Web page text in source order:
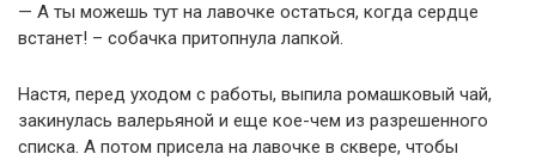
— А ты можешь тут на лавочке остаться, когда сердце
встанет! – собачка притопнула лапкой.
Настя, перед уходом с работы, выпила ромашковый чай,
закинулась валерьяной и еще кое-чем из разрешенного
списка. А потом присела на лавочке в сквере, чтобы